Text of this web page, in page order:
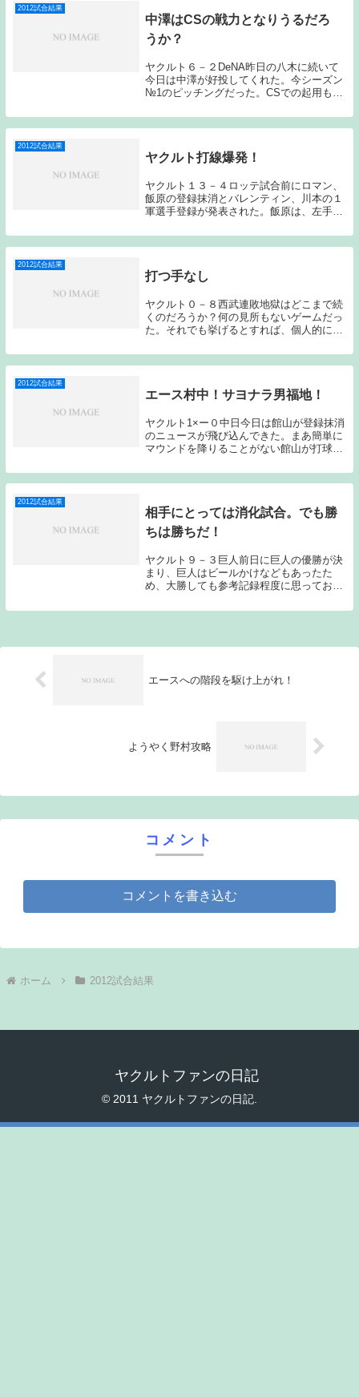
2012試合結果
中澤はCSの戦力となりうるだろ
うか？
ヤクルト６－２DeNA昨日の八木に続いて
今日は中澤が好投してくれた。今シーズン
№1のピッチングだった。CSでの起用もあ
で始まったこの試合、ヤクルトが2回に中
村のラッキーなヒットで先制すると、6回
2012試合結果
ヤクルト打線爆発！
ヤクルト１３－４ロッテ試合前にロマン、
飯原の登録抹消とバレンティン、川本の１
軍選手登録が発表された。飯原は、左手中
で、またもや怪我人が出てしまった。武内
にしろ飯原にしろ怪我での離脱は非常に残
2012試合結果
打つ手なし
ヤクルト０－８西武連敗地獄はどこまで続
くのだろうか？何の見所もないゲームだっ
た。それでも挙げるとすれば、個人的に好
ダイナミックな投球と中村剛也らしい滞空
時間の長いホームランを見れたことくらい
2012試合結果
エース村中！サヨナラ男福地！
ヤクルト1×ー０中日今日は館山が登録抹消
のニュースが飛び込んできた。まあ簡単に
マウンドを降りることがない館山が打球を
が…小川監督のコメントだと1回ローテを
飛ばす程度のようなのでしっかり治して戻
2012試合結果
相手にとっては消化試合。でも勝
ちは勝ちだ！
ヤクルト９－３巨人前日に巨人の優勝が決
まり、巨人はビールかけなどもあったた
め、大勝しても参考記録程度に思っておい
である。石川に2か月半ぶりに白星がつい
エースへの階段を駆け上がれ！
ようやく野村攻略
コメント
コメントを書き込む
ホーム 2012試合結果
ヤクルトファンの日記
© 2011 ヤクルトファンの日記.